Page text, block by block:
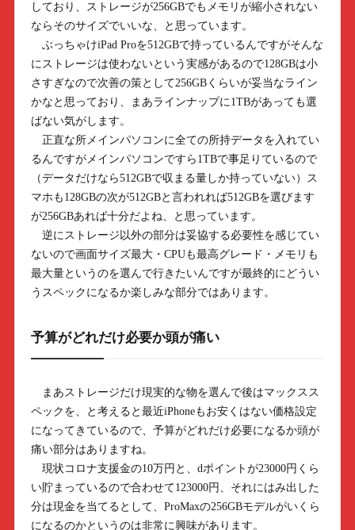
しており、ストレージが256GBでもメモリが縮小されない
ならそのサイズでいいな、と思っています。
ぶっちゃけiPad Proを512GBで持っているんですがそんな
にストレージは使わないという実感があるので128GBは小
さすぎなので次善の策として256GBくらいが妥当なライン
かなと思っており、まあラインナップに1TBがあっても選
ばない気がします。
正直な所メインパソコンに全ての所持データを入れてい
るんですがメインパソコンですら1TBで事足りているので
（データだけなら512GBで収まる量しか持っていない）ス
マホも128GBの次が512GBと言われれば512GBを選びます
が256GBあれば十分だよね、と思っています。
逆にストレージ以外の部分は妥協する必要性を感じてい
ないので画面サイズ最大・CPUも最高グレード・メモリも
最大量というのを選んで行きたいんですが最終的にどうい
うスペックになるか楽しみな部分ではあります。
予算がどれだけ必要か頭が痛い
まあストレージだけ現実的な物を選んで後はマックスス
ペックを、と考えると最近iPhoneもお安くはない価格設定
になってきているので、予算がどれだけ必要になるか頭が
痛い部分はありますね。
現状コロナ支援金の10万円と、dポイントが23000円くら
い貯まっているので合わせて123000円、それにはみ出した
分は現金を当てるとして、ProMaxの256GBモデルがいくら
になるのかというのは非常に興味があります。